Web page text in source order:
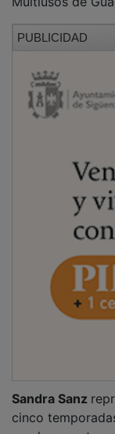
cinco
con la canasta